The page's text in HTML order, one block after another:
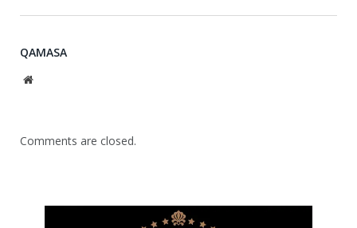
QAMASA
Website
Comments are closed.